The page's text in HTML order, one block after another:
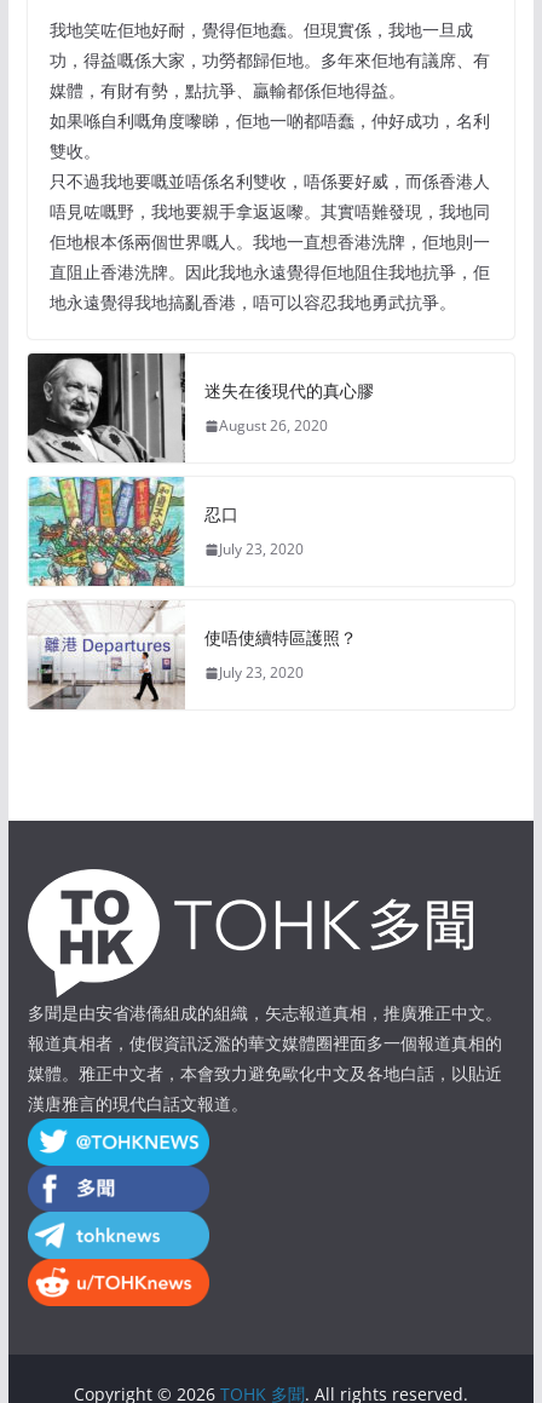
我地笑咗佢地好耐，覺得佢地蠢。但現實係，我地一旦成
功，得益嘅係大家，功勞都歸佢地。多年來佢地有議席、有
媒體，有財有勢，點抗爭、贏輸都係佢地得益。
如果喺自利嘅角度嚟睇，佢地一啲都唔蠢，仲好成功，名利
雙收。
只不過我地要嘅並唔係名利雙收，唔係要好威，而係香港人
唔見咗嘅野，我地要親手拿返返嚟。其實唔難發現，我地同
佢地根本係兩個世界嘅人。我地一直想香港洗牌，佢地則一
直阻止香港洗牌。因此我地永遠覺得佢地阻住我地抗爭，佢
地永遠覺得我地搞亂香港，唔可以容忍我地勇武抗爭。
迷失在後現代的真心膠
August 26, 2020
忍口
July 23, 2020
使唔使續特區護照？
July 23, 2020
多聞是由安省港僑組成的組織，矢志報道真相，推廣雅正中文。
報道真相者，使假資訊泛濫的華文媒體圈裡面多一個報道真相的
媒體。雅正中文者，本會致力避免歐化中文及各地白話，以貼近
漢唐雅言的現代白話文報道。
Copyright © 2026 TOHK 多聞. All rights reserved.